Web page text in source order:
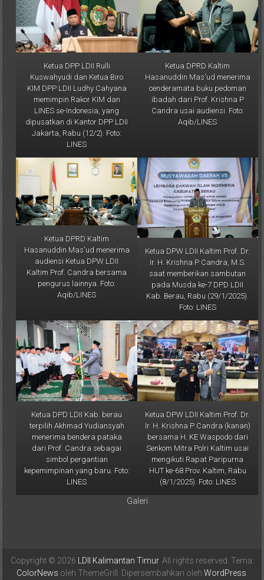
Ketua DPP LDII Rulli
Kuswahyudi dan Ketua Biro
KIM DPP LDII Ludhy Cahyana
memimpin Rakor KIM dan
LINES se-Indonesia, yang
dipusatkan di Kantor DPP LDII
Jakarta, Rabu (12/2). Foto:
LINES
Ketua DPRD Kaltim
Hasanuddin Mas'ud menerima
cenderamata buku pedoman
ibadah dari Prof. Krishna P
Candra usai audiensi. Foto:
Aqib/LINES
Ketua DPRD Kaltim
Hasanuddin Mas'ud menerima
audiensi Ketua DPW LDII
Kaltim Prof. Candra bersama
pengurus lainnya. Foto:
Aqib/LINES
Ketua DPW LDII Kaltim Prof. Dr.
Ir. H. Krishna P Candra, M.S.
saat memberikan sambutan
pada Musda ke-7 DPD LDII
Kab. Berau, Rabu (29/1/2025).
Foto: LINES
Ketua DPD LDII Kab. berau
terpilih Akhmad Yudiansyah
menerima bendera pataka
dari Prof. Candra sebagai
simbol pergantian
kepemimpinan yang baru. Foto:
LINES
Ketua DPW LDII Kaltim Prof. Dr.
Ir. H. Krishna P Candra (kanan)
bersama H. KE Waspodo dari
Senkom Mitra Polri Kaltim usai
mengikuti Rapat Paripurna
HUT ke-68 Prov. Kaltim, Rabu
(8/1/2025). Foto: LINES
ColorNewsoleh ThemeGrill. Dipersembahkan olehWordPress.